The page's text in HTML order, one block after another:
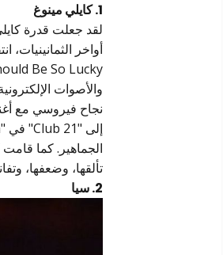
1. كايلي مينوغ
لقد جعلت قدرة
تألقها، وضعفها،
2. سيا